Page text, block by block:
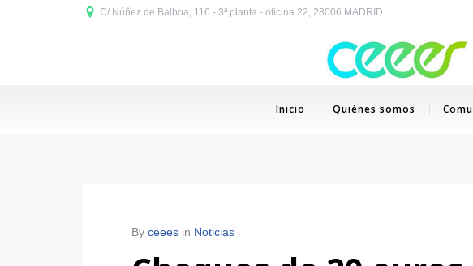
C/ Núñez de Balboa, 116 - 3ª planta - oficina 22, 28006 MADRID
Inicio Quiénes somos
By ceees in Noticias